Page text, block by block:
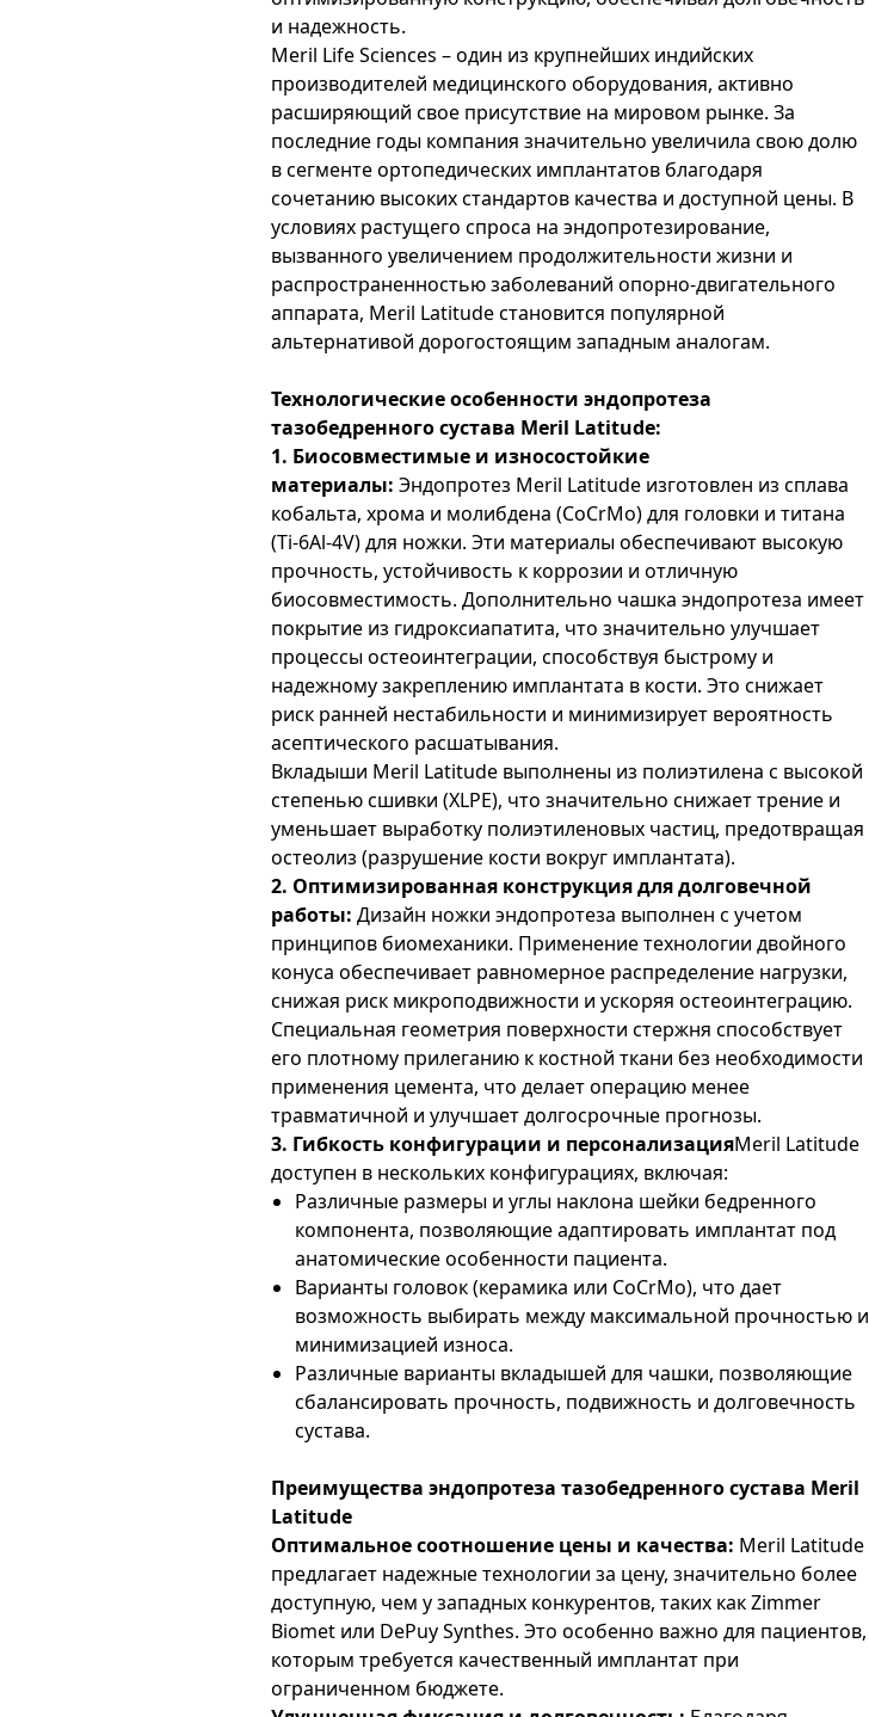
и надежность.
Meril Life Sciences – один из крупнейших индийских
производителей медицинского оборудования, активно
расширяющий свое присутствие на мировом рынке. За
последние годы компания значительно увеличила свою долю
в сегменте ортопедических имплантатов благодаря
сочетанию высоких стандартов качества и доступной цены. В
условиях растущего спроса на эндопротезирование,
вызванного увеличением продолжительности жизни и
распространенностью заболеваний опорно-двигательного
аппарата, Meril Latitude становится популярной
альтернативой дорогостоящим западным аналогам.
Технологические особенности эндопротеза
тазобедренного сустава Meril Latitude:
1. Биосовместимые и износостойкие
материалы: Эндопротез Meril Latitude изготовлен из сплава
кобальта, хрома и молибдена (CoCrMo) для головки и титана
(Ti-6Al-4V) для ножки. Эти материалы обеспечивают высокую
прочность, устойчивость к коррозии и отличную
биосовместимость. Дополнительно чашка эндопротеза имеет
покрытие из гидроксиапатита, что значительно улучшает
процессы остеоинтеграции, способствуя быстрому и
надежному закреплению имплантата в кости. Это снижает
риск ранней нестабильности и минимизирует вероятность
асептического расшатывания.
Вкладыши Meril Latitude выполнены из полиэтилена с высокой
степенью сшивки (XLPE), что значительно снижает трение и
уменьшает выработку полиэтиленовых частиц, предотвращая
остеолиз (разрушение кости вокруг имплантата).
2. Оптимизированная конструкция для долговечной
работы: Дизайн ножки эндопротеза выполнен с учетом
принципов биомеханики. Применение технологии двойного
конуса обеспечивает равномерное распределение нагрузки,
снижая риск микроподвижности и ускоряя остеоинтеграцию.
Специальная геометрия поверхности стержня способствует
его плотному прилеганию к костной ткани без необходимости
применения цемента, что делает операцию менее
травматичной и улучшает долгосрочные прогнозы.
3. Гибкость конфигурации и персонализацияMeril Latitude
доступен в нескольких конфигурациях, включая:
Различные размеры и углы наклона шейки бедренного
компонента, позволяющие адаптировать имплантат под
анатомические особенности пациента.
Варианты головок (керамика или CoCrMo), что дает
возможность выбирать между максимальной прочностью и
минимизацией износа.
Различные варианты вкладышей для чашки, позволяющие
сбалансировать прочность, подвижность и долговечность
сустава.
Преимущества эндопротеза тазобедренного сустава Meril
Latitude
Оптимальное соотношение цены и качества: Meril Latitude
предлагает надежные технологии за цену, значительно более
доступную, чем у западных конкурентов, таких как Zimmer
Biomet или DePuy Synthes. Это особенно важно для пациентов,
которым требуется качественный имплантат при
ограниченном бюджете.